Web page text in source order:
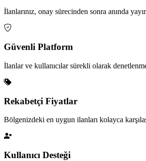
İlanlarınız, onay sürecinden sonra anında
Güvenli Platform
İlanlar ve kullanıcılar sürekli olarak
Rekabetçi Fiyatlar
Bölgenizdeki en uygun ilanları kolayca
Kullanıcı Desteği